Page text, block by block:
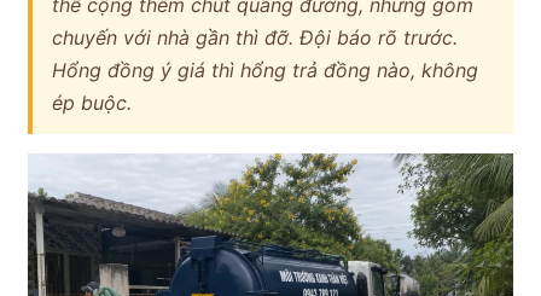
chuyến với nhà gần thì đỡ. Đội báo rõ trước.
Hổng đồng ý giá thì hổng trả đồng nào, không
ép buộc.